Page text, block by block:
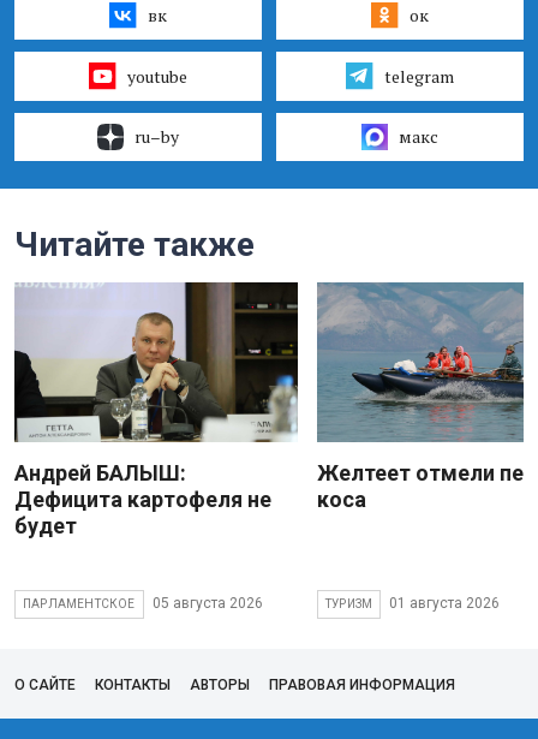
вк ок
youtube telegram
ru–by макс
Читайте также
Андрей БАЛЫШ:
Дефицита картофеля не
будет
ПАРЛАМЕНТСКОЕ 05 августа 2026
Желтеет отмели
коса
ТУРИЗМ 01 августа 2026
О САЙТЕ КОНТАКТЫ АВТОРЫ ПРАВОВАЯ ИНФОРМАЦИЯ